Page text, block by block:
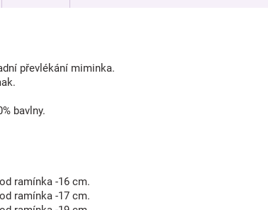
převlékání miminka.
bavlny.
ramínka -16 cm.
ramínka -17 cm.